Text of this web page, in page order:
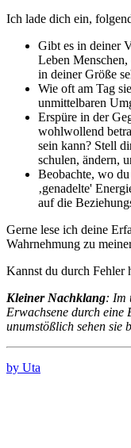
Ich lade dich ein,
Gibt es in deiner
Leben
in deiner Größe
Wie oft am Tag
unmittelbaren
Erspüre in der
wohlwollend
sein kann? Stell
schulen, ändern,
Beobachte, wo
‚genadelte'
auf die
Gerne lese ich deine
Wahrnehmung zu
Kannst du durch Fehler
Kleiner Nachklang: Im
Erwachsene durch
unumstößlich sehen sie
by Uta